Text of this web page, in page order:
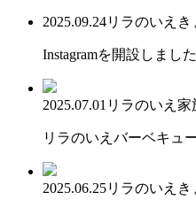
2025.09.24リラのいえ き
Instagramを開設しました
2025.07.01 リラのいえ 家
リラのいえバーベキュ
2025.06.25リラのいえ き